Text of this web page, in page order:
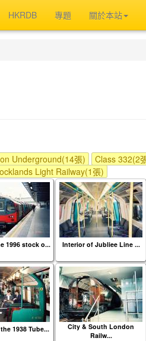
HKRDB 專題 關於本站
Underground(14張) Class 332(2
Light Railway(1張)
1996 stock o... Interior of Jubliee Line ...
1938 Tube...
City & South London
Railw...